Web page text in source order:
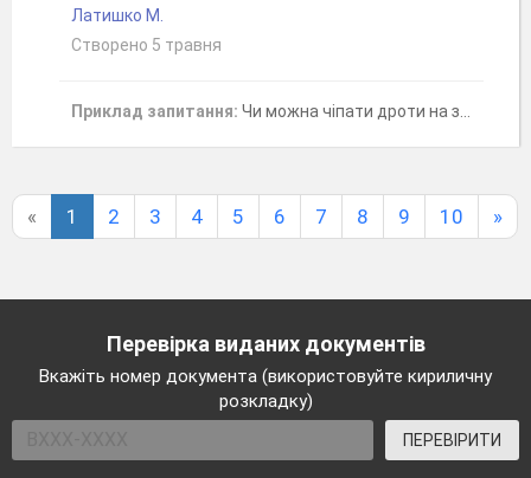
Латишко М.
Створено 5 травня
Приклад запитання: Чи можна чіпати дроти на задній панелі монітора та системного блока?
« 1 2 3 4 5 6 7 8 9 10 »
Перевірка виданих документів
Вкажіть номер документа (використовуйте кириличну
розкладку)
ПЕРЕВІРИТИ